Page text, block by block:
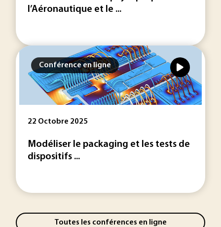
l’Aéronautique et le ...
Conférence en ligne
22 Octobre 2025
Modéliser le packaging et les tests de
dispositifs ...
Toutes les conférences en ligne